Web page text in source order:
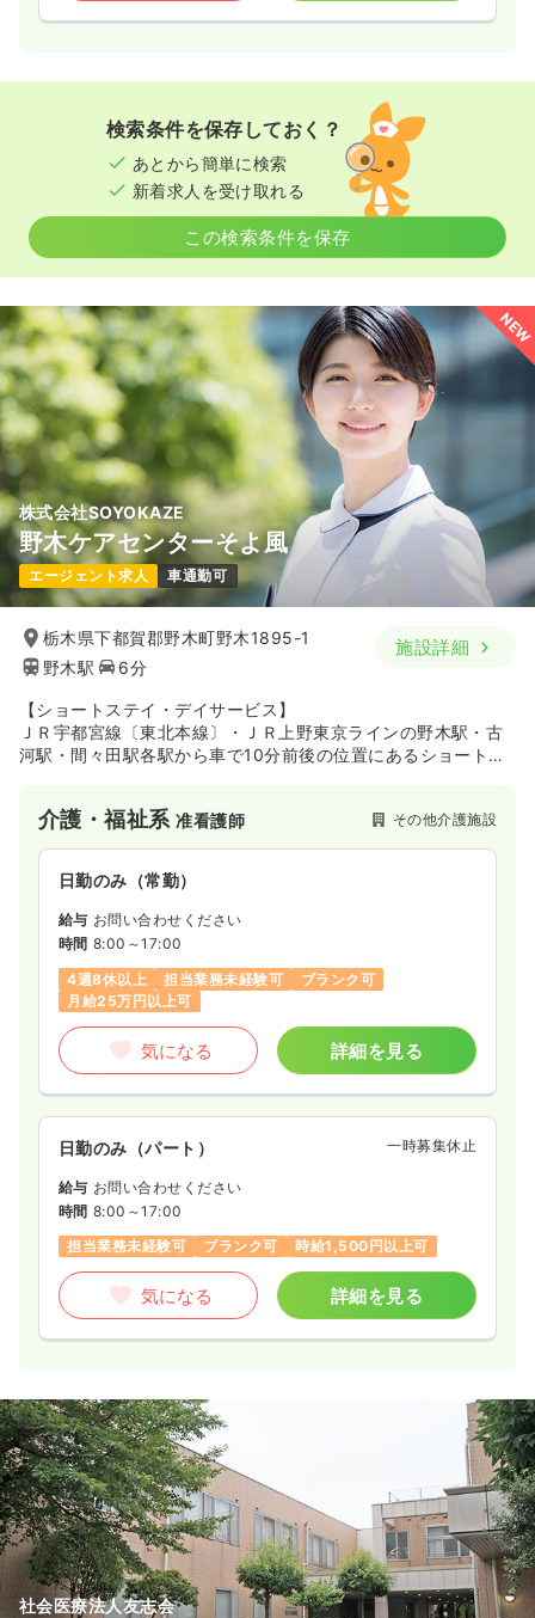
検索条件を保存しておく？
あとから簡単に検索
新着求人を受け取れる
この検索条件を保存
NEW
株式会社SOYOKAZE
野木ケアセンターそよ風
エージェント求人 車通勤可
栃木県下都賀郡野木町野木1895-1
野木駅
6分
施設詳細
【ショートステイ・デイサービス】
ＪＲ宇都宮線〔東北本線〕・ＪＲ上野東京ラインの野木駅・古
河駅・間々田駅各駅から車で10分前後の位置にあるショートス
を運営し、住み慣れた地域でいつまでも自分らしく暮らしてい
ただけるような介護サービスを提供しています。2018年2月1日
にオープンしたばかりで施設は新しく、周辺には野木第二中学
校や古河市思川浄水場などがあります。
介護・福祉系准看護師 その他介護施設
日勤のみ（常勤）
給与 お問い合わせください
時間 8:00～17:00
4週8休以上
担当業務未経験可
ブランク可
月給25万円以上可
気になる 詳細を見る
日勤のみ（パート） 一時募集休止
給与 お問い合わせください
時間 8:00～17:00
担当業務未経験可
ブランク可 時給1,500円以上可
気になる 詳細を見る
社会医療法人友志会